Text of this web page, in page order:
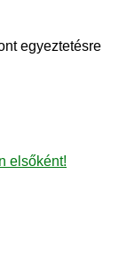
egyeztetésre
elsőként!